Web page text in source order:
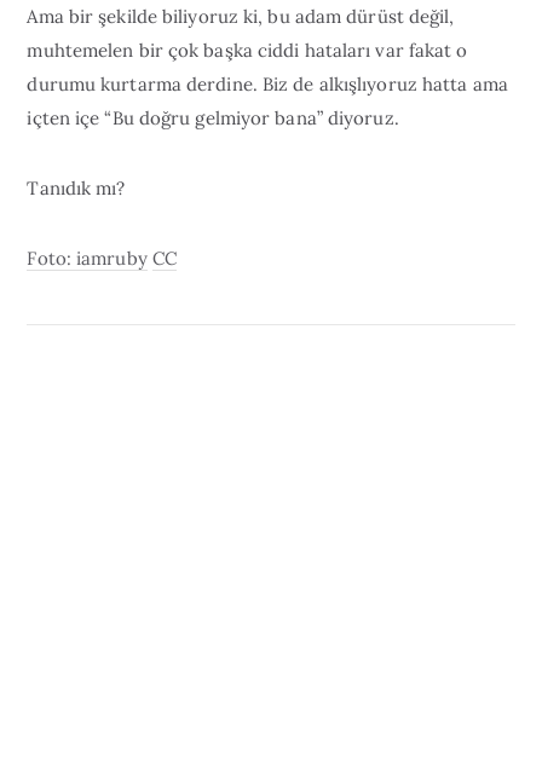
Ama bir şekilde biliyoruz ki, bu adam dürüst değil,
muhtemelen bir çok başka ciddi hataları var fakat o
durumu kurtarma derdine. Biz de alkışlıyoruz hatta ama
içten içe “Bu doğru gelmiyor bana” diyoruz.
Tanıdık mı?
Foto: iamruby CC